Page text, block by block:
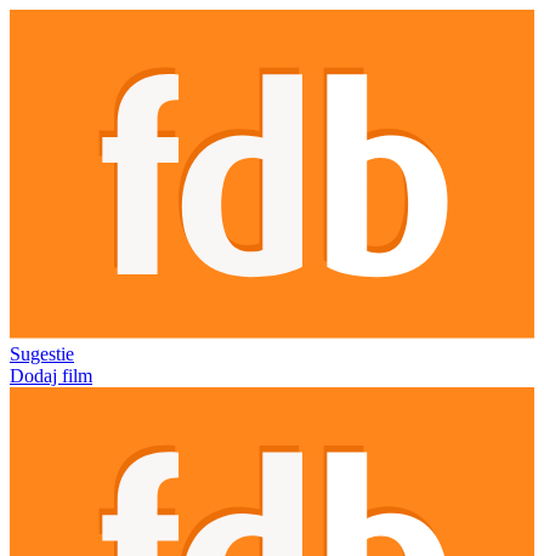
Sugestie
Dodaj film